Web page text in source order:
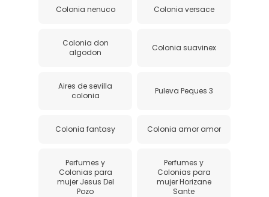
Colonia nenuco Colonia versace
Colonia don
algodon
Colonia suavinex
Aires de sevilla
colonia
Puleva Peques 3
Colonia fantasy Colonia amor amor
Perfumes y
Colonias para
mujer Jesus Del
Pozo
Perfumes y
Colonias para
mujer Horizane
Sante